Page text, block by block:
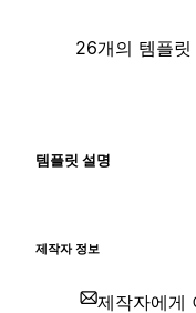
26개의 템플릿
템플릿 설명
제작자 정보
제작자에게